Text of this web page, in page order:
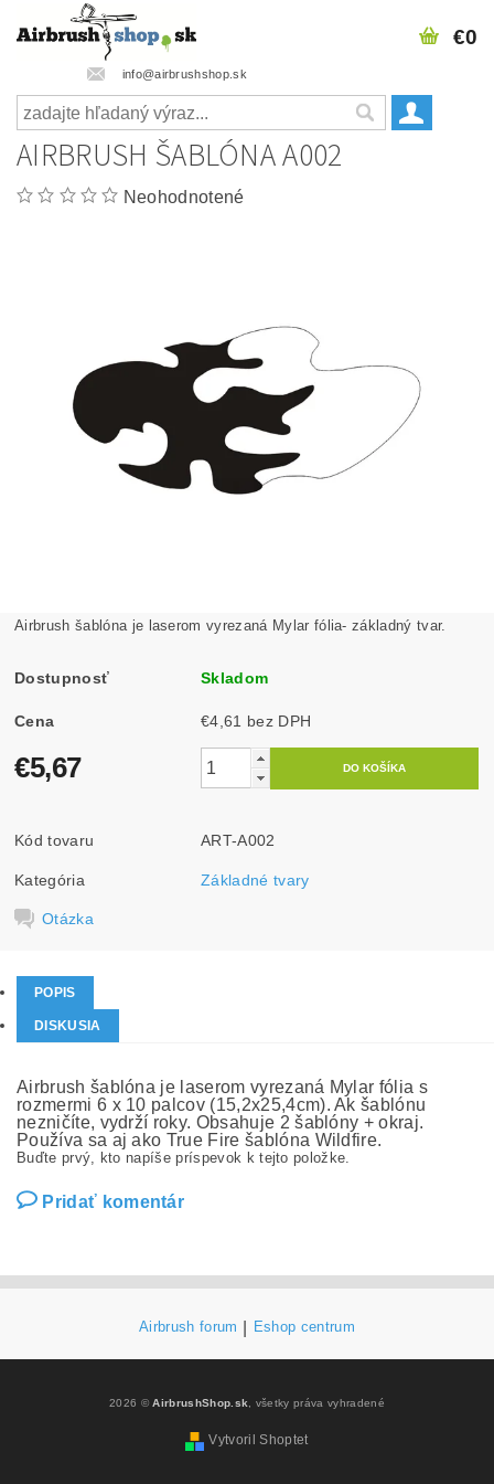
info@airbrushshop.sk
€0
AIRBRUSH ŠABLÓNA A002
Neohodnotené
Airbrush šablóna je laserom vyrezaná Mylar fólia- základný tvar.
Dostupnosť Skladom
Cena €4,61 bez DPH
€5,67
Kód tovaru ART-A002
Kategória Základné tvary
Otázka
POPIS
DISKUSIA
Airbrush šablóna je laserom vyrezaná Mylar fólia s
rozmermi 6 x 10 palcov (15,2x25,4cm). Ak šablónu
nezničíte, vydrží roky. Obsahuje 2 šablóny + okraj.
Používa sa aj ako True Fire šablóna Wildfire.
Buďte prvý, kto napíše príspevok k tejto položke.
Pridať komentár
Airbrush forum Eshop centrum
2026 ©AirbrushShop.sk , všetky práva vyhradené
Vytvoril Shoptet